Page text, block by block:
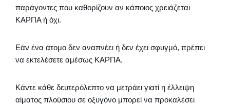
παράγοντες που καθορίζουν αν κάποιος χρειάζεται
ΚΑΡΠΑ ή όχι.
Εάν ένα άτομο δεν αναπνέει ή δεν έχει σφυγμό, πρέπει
να εκτελέσετε αμέσως ΚΑΡΠΑ.
Κάντε κάθε δευτερόλεπτο να μετράει γιατί η έλλειψη
αίματος πλούσιου σε οξυγόνο μπορεί να προκαλέσει